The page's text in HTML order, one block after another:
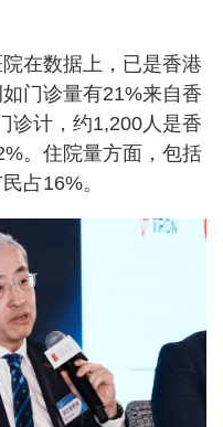
在数据上，已是香港
门诊量有21%来自香
诊计，约1,200人是香
。住院量方面，包括
占16%。